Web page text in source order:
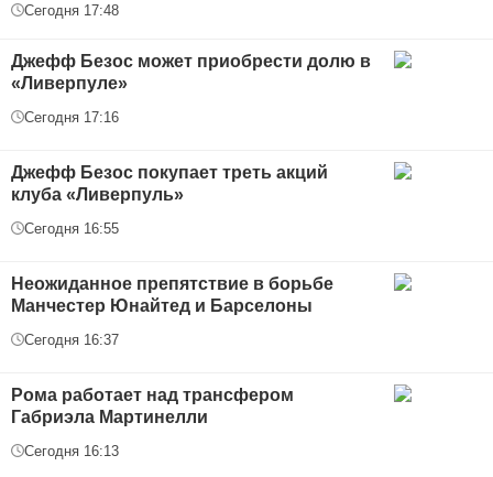
Сегодня 17:48
Джефф Безос может приобрести долю в
«Ливерпуле»
Сегодня 17:16
Джефф Безос покупает треть акций
клуба «Ливерпуль»
Сегодня 16:55
Неожиданное препятствие в борьбе
Манчестер Юнайтед и Барселоны
Сегодня 16:37
Рома работает над трансфером
Габриэла Мартинелли
Сегодня 16:13